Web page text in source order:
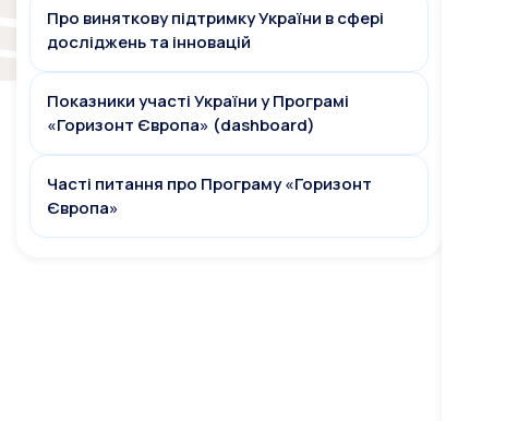
Про виняткову підтримку України в сфері
досліджень та інновацій
Показники участі України у Програмі
«Горизонт Європа» (dashboard)
Часті питання про Програму «Горизонт
Європа»